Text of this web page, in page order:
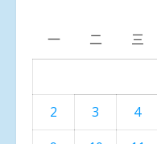
一 二 三
2
3 4